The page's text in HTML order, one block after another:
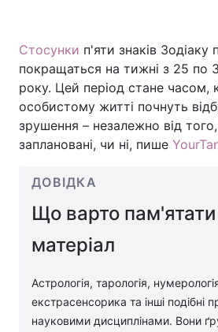
Стосунки п'яти знаків Зодіаку
покращаться на тижні з 25 по
року. Цей період стане часом,
особистому житті почнуть
зрушення – незалежно від
заплановані, чи ні, пише
ДОВІДКА
Що варто
матеріал
Астрологія, тарологія,
екстрасенсорика та інші подібні
науковими дисциплінами. Вони